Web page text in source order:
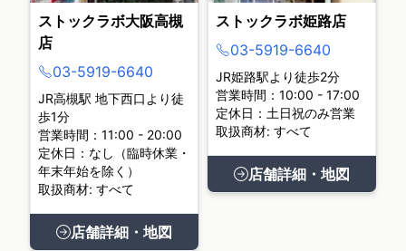
ストックラボ大阪高槻
店
03-5919-6640
JR高槻駅 地下西口より徒
歩1分
営業時間：11:00 - 20:00
定休日：なし（臨時休業・
年末年始を除く）
取扱商材: すべて
店舗詳細・地図
ストックラボ姫路店
03-5919-6640
JR姫路駅より徒歩2分
営業時間：10:00 - 17:00
定休日：土日祝のみ営業
取扱商材: すべて
店舗詳細・地図